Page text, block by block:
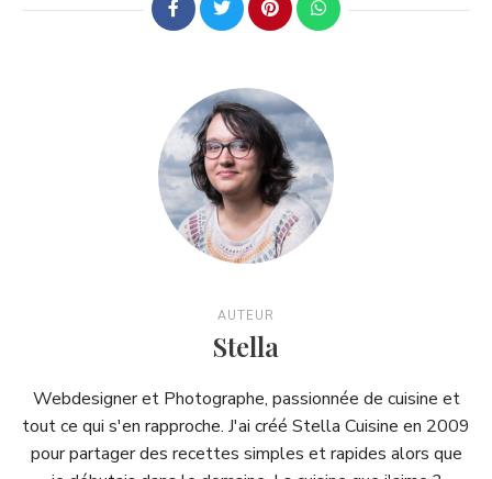
AUTEUR
Stella
Webdesigner et Photographe, passionnée de cuisine et
tout ce qui s'en rapproche. J'ai créé Stella Cuisine en 2009
pour partager des recettes simples et rapides alors que